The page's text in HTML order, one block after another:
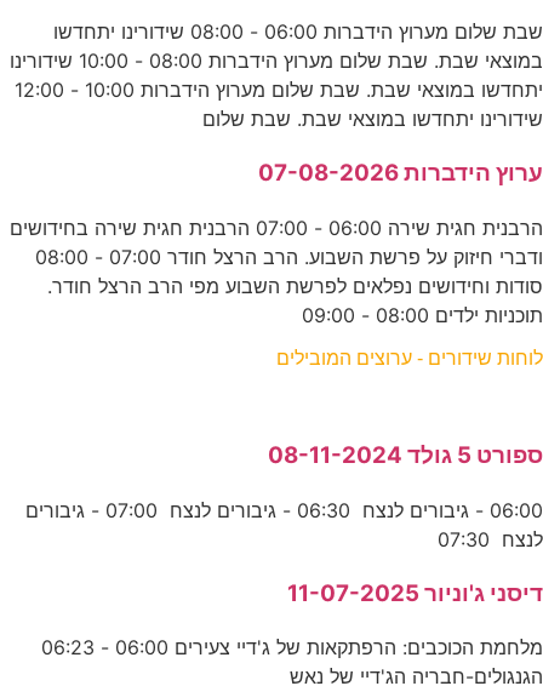
שבת שלום מערוץ הידברות 06:00 - 08:00 שידורינו יתחדשו
במוצאי שבת. שבת שלום מערוץ הידברות 08:00 - 10:00 שידורינו
יתחדשו במוצאי שבת. שבת שלום מערוץ הידברות 10:00 - 12:00
שידורינו יתחדשו במוצאי שבת. שבת שלום
ערוץ הידברות 07-08-2026
הרבנית חגית שירה 06:00 - 07:00 הרבנית חגית שירה בחידושים
ודברי חיזוק על פרשת השבוע. הרב הרצל חודר 07:00 - 08:00
סודות וחידושים נפלאים לפרשת השבוע מפי הרב הרצל חודר.
תוכניות ילדים 08:00 - 09:00
לוחות שידורים - ערוצים המובילים
ספורט 5 גולד 08-11-2024
06:00 - גיבורים לנצח 06:30 - גיבורים לנצח 07:00 - גיבורים
לנצח 07:30
דיסני ג'וניור 11-07-2025
מלחמת הכוכבים: הרפתקאות של ג'דיי צעירים 06:00 - 06:23
הגנגולים-חבריה הג'דיי של נאש